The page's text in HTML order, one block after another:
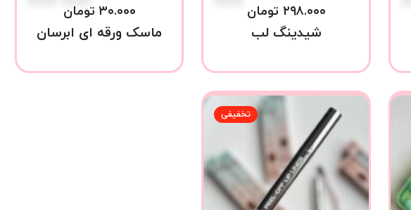
۲۹۸.۰۰۰ تومان
شیدینگ لب
۳۰.۰۰۰ تومان
ماسک ورقه ای ابرسان
تخفیفی